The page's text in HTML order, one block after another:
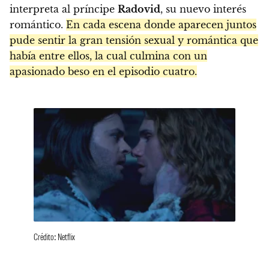
interpreta al príncipe Radovid, su nuevo interés
romántico. En cada escena donde aparecen juntos
pude sentir la gran tensión sexual y romántica que
había entre ellos, la cual culmina con un
apasionado beso en el episodio cuatro.
Crédito: Netflix